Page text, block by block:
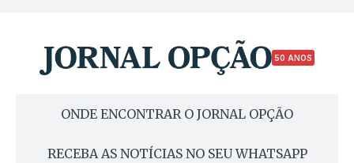
50 ANOS
ONDE ENCONTRAR O JORNAL OPÇÃO
RECEBA AS NOTÍCIAS NO SEU WHATSAPP